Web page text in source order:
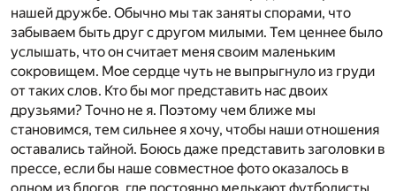
нашей дружбе. Обычно мы так заняты спорами, что
забываем быть друг с другом милыми. Тем ценнее было
услышать, что он считает меня своим маленьким
сокровищем. Мое сердце чуть не выпрыгнуло из груди
от таких слов. Кто бы мог представить нас двоих
друзьями? Точно не я. Поэтому чем ближе мы
становимся, тем сильнее я хочу, чтобы наши отношения
оставались тайной. Боюсь даже представить заголовки в
прессе, если бы наше совместное фото оказалось в